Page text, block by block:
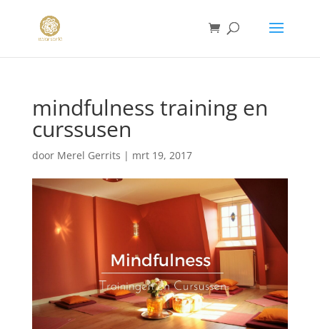
mindfulness training en
curssusen
door Merel Gerrits | mrt 19, 2017